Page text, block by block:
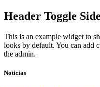
Skip
to
Header Toggle
This is an example widget to
looks by default. You can add
the admin.
Noticias